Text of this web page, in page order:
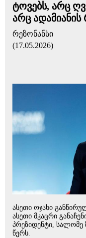
ტოვებს, არც
არც ადამიანის
რეზონანსი
(17.05.2026)
ასეთი ოჯახი
ასეთი მკაცრი
პრეზიდენტი,
წერს.